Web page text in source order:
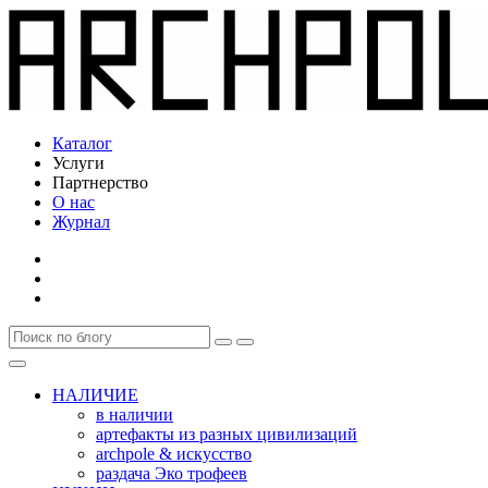
Каталог
Услуги
Партнерство
О нас
Журнал
НАЛИЧИЕ
в наличии
артефакты из разных цивилизаций
archpole & искусство
раздача Эко трофеев